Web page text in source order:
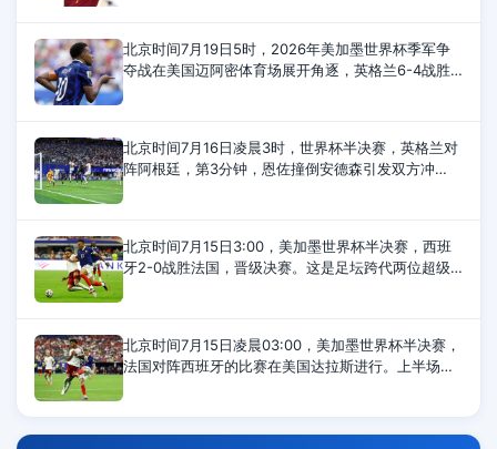
北京时间7月19日5时，2026年美加墨世界杯季军争
夺战在美国迈阿密体育场展开角逐，英格兰6-4战胜
北京时间7月16日凌晨3时，世界杯半决赛，英格兰对
阵阿根廷，第3分钟，恩佐撞倒安德森引发双方冲
北京时间7月15日3:00，美加墨世界杯半决赛，西班
牙2-0战胜法国，晋级决赛。这是足坛跨代两位超级
北京时间7月15日凌晨03:00，美加墨世界杯半决赛，
法国对阵西班牙的比赛在美国达拉斯进行。上半场比